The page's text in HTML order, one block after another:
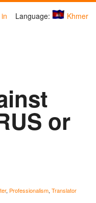
Language: Khmer
or
, Professionalism, Translator